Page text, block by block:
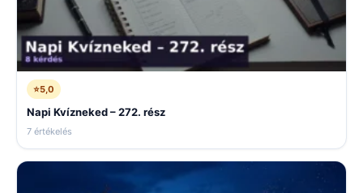
⭐5,0
Napi Kvízneked – 272. rész
7 értékelés